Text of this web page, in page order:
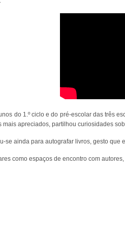
do 1.º ciclo e do pré-escolar das três
apreciados, partilhou curiosidades
se ainda para autografar livros, gesto
como espaços de encontro com